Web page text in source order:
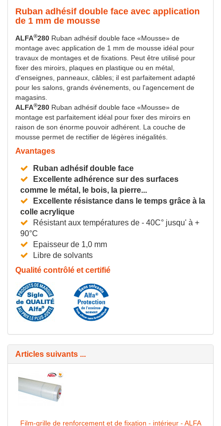
Ruban adhésif double face avec application
de 1 mm de mousse
ALFA®280 Ruban adhésif double face «Mousse» de
montage avec application de 1 mm de mousse idéal pour
travaux de montages et de fixations. Peut être utilisé pour
fixer des miroirs, plaques en plastique ou en métal,
d'enseignes, panneaux, câbles; il est parfaitement adapté
pour les salons, grands événements, ou l'agencement de
magasins.
ALFA®280 Ruban adhésif double face «Mousse» de
montage est parfaitement idéal pour fixer des miroirs en
raison de son énorme pouvoir adhérent. La couche de
mousse permet de rectifier de légères inégalités.
Avantages
Ruban adhésif double face
Excellente adhérence sur des surfaces
comme le métal, le bois, la pierre...
Excellente résistance dans le temps grâce à la
colle acrylique
Résistant aux températures de - 40C° jusqu' à +
90°C
Epaisseur de 1,0 mm
Libre de solvants
Qualité contrôlé et certifié
Articles suivants ...
Film-grille de renforcement et de fixation - intérieur - ALFA